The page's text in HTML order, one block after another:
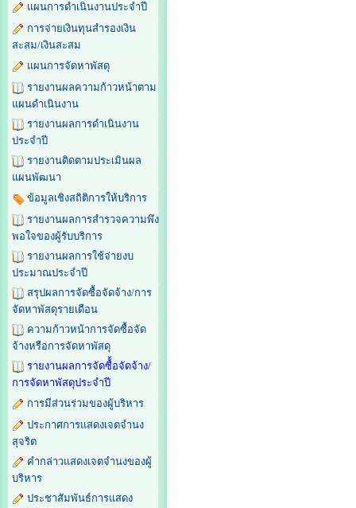
แผนการดำเนินงานประจำปี
การจ่ายเงินทุนสำรองเงิน
สะสม/เงินสะสม
แผนการจัดหาพัสดุ
รายงานผลความก้าวหน้าตาม
แผนดำเนินงาน
รายงานผลการดำเนินงาน
ประจำปี
รายงานติดตามประเมินผล
แผนพัฒนา
ข้อมูลเชิงสถิติการให้บริการ
รายงานผลการสำรวจความพึง
พอใจของผู้รับบริการ
รายงานผลการใช้จ่ายงบ
ประมาณประจำปี
สรุปผลการจัดซื้อจัดจ้าง/การ
จัดหาพัสดุรายเดือน
ความก้าวหน้าการจัดซื้อจัด
จ้างหรือการจัดหาพัสดุ
รายงานผลการจัดซื้้อจัดจ้าง/
การจัดหาพัสดุประจำปี
การมีส่วนร่วมของผู้บริหาร
ประกาศการแสดงเจตจำนง
สุจริต
คำกล่าวแสดงเจตจำนงของผู้
บริหาร
ประชาสัมพันธ์การแสดง